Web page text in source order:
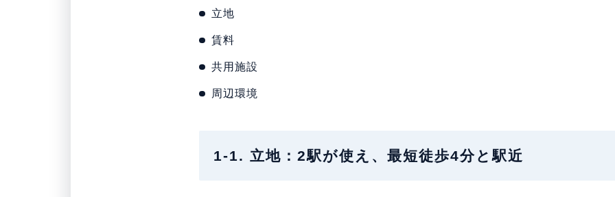
立地
賃料
共用施設
周辺環境
1-1. 立地：2駅が使え、最短徒歩4分と駅近